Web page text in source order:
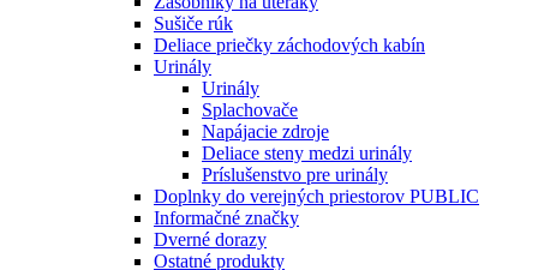
Sušiče rúk
Deliace priečky záchodových kabín
Urinály
Urinály
Splachovače
Napájacie zdroje
Deliace steny medzi urinály
Príslušenstvo pre urinály
Doplnky do verejných priestorov PUBLIC
Informačné značky
Dverné dorazy
Ostatné produkty